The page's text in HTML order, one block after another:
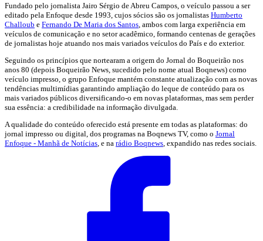
Fundado pelo jornalista Jairo Sérgio de Abreu Campos, o veículo passou a ser
editado pela Enfoque desde 1993, cujos sócios são os jornalistas Humberto
Challoub e Fernando De Maria dos Santos , ambos com larga experiência em
veículos de comunicação e no setor acadêmico, formando centenas de gerações
de jornalistas hoje atuando nos mais variados veículos do País e do exterior.
Seguindo os princípios que nortearam a origem do Jornal do Boqueirão nos
anos 80 (depois Boqueirão News, sucedido pelo nome atual Boqnews) como
veículo impresso, o grupo Enfoque mantém constante atualização com as novas
tendências multimídias garantindo ampliação do leque de conteúdo para os
mais variados públicos diversificando-o em novas plataformas, mas sem perder
sua essência: a credibilidade na informação divulgada.
A qualidade do conteúdo oferecido está presente em todas as plataformas: do
jornal impresso ou digital, dos programas na Boqnews TV, como o Jornal
Enfoque - Manhã de Notícias , e na rádio Boqnews , expandido nas redes sociais.